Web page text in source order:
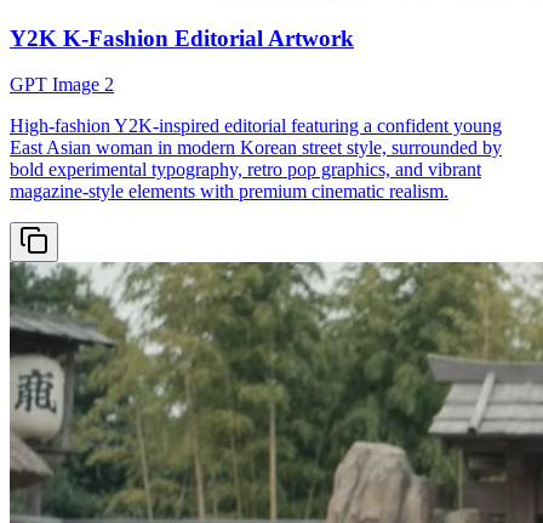
Y2K K-Fashion Editorial Artwork
GPT Image 2
High-fashion Y2K-inspired editorial featuring a confident young
East Asian woman in modern Korean street style, surrounded by
bold experimental typography, retro pop graphics, and vibrant
magazine-style elements with premium cinematic realism.